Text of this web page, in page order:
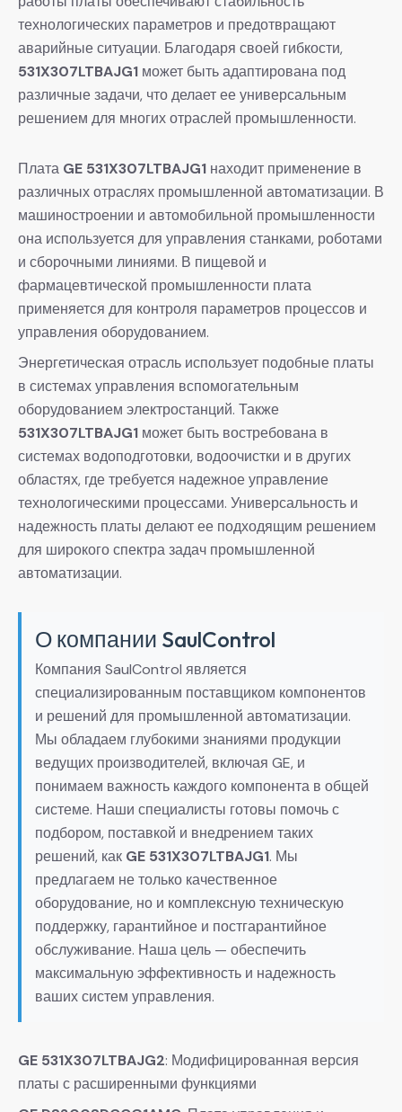
технологических параметров и предотвращают
аварийные ситуации. Благодаря своей гибкости,
531X307LTBAJG1 может быть адаптирована под
различные задачи, что делает ее универсальным
решением для многих отраслей промышленности.
Плата GE 531X307LTBAJG1 находит применение в
различных отраслях промышленной автоматизации. В
машиностроении и автомобильной промышленности
она используется для управления станками, роботами
и сборочными линиями. В пищевой и
фармацевтической промышленности плата
применяется для контроля параметров процессов и
управления оборудованием.
Энергетическая отрасль использует подобные платы
в системах управления вспомогательным
оборудованием электростанций. Также
531X307LTBAJG1 может быть востребована в
системах водоподготовки, водоочистки и в других
областях, где требуется надежное управление
технологическими процессами. Универсальность и
надежность платы делают ее подходящим решением
для широкого спектра задач промышленной
автоматизации.
О компании SaulControl
Компания SaulControl является
специализированным поставщиком компонентов
и решений для промышленной автоматизации.
Мы обладаем глубокими знаниями продукции
ведущих производителей, включая GE, и
понимаем важность каждого компонента в общей
системе. Наши специалисты готовы помочь с
подбором, поставкой и внедрением таких
решений, как GE 531X307LTBAJG1. Мы
предлагаем не только качественное
оборудование, но и комплексную техническую
поддержку, гарантийное и постгарантийное
обслуживание. Наша цель — обеспечить
максимальную эффективность и надежность
ваших систем управления.
GE 531X307LTBAJG2: Модифицированная версия
платы с расширенными функциями